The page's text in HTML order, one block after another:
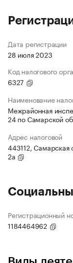
Дата регистрации
28 июля 2023
Код налогового
6327
Наименование
Межрайонная
24 по Самарской
Адрес налоговой
443112, Самарская
2а
Регистрационный
1184464962